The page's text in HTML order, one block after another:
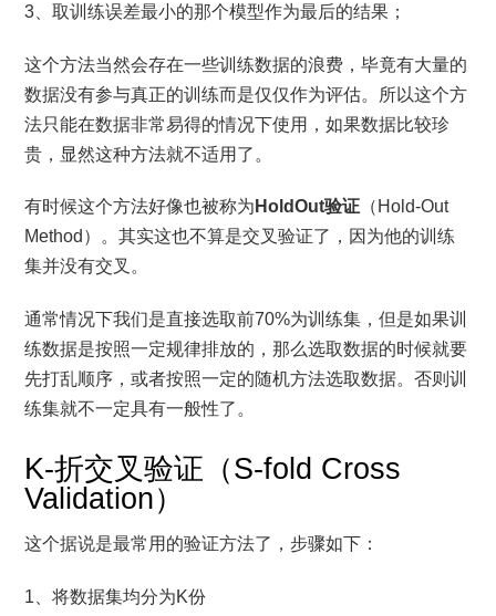
3、取训练误差最小的那个模型作为最后的结果；
这个方法当然会存在一些训练数据的浪费，毕竟有大量的
数据没有参与真正的训练而是仅仅作为评估。所以这个方
法只能在数据非常易得的情况下使用，如果数据比较珍
贵，显然这种方法就不适用了。
有时候这个方法好像也被称为 HoldOut验证 （Hold-Out
Method）。其实这也不算是交叉验证了，因为他的训练
集并没有交叉。
通常情况下我们是直接选取前70%为训练集，但是如果训
练数据是按照一定规律排放的，那么选取数据的时候就要
先打乱顺序，或者按照一定的随机方法选取数据。否则训
练集就不一定具有一般性了。
K-折交叉验证（S-fold Cross
Validation）
这个据说是最常用的验证方法了，步骤如下：
1、将数据集均分为K份